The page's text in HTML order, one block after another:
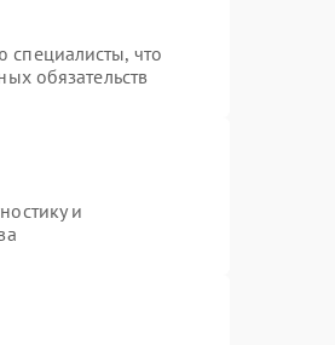
что
обязательств
и